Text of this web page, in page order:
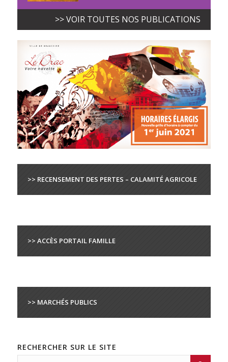
>> VOIR TOUTES NOS PUBLICATIONS
>> RECENSEMENT DES PERTES – CALAMITÉ AGRICOLE
>> ACCÈS PORTAIL FAMILLE
>> MARCHÉS PUBLICS
RECHERCHER SUR LE SITE